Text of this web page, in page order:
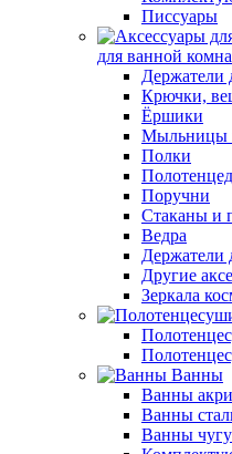
Писсуары
для ванной
Держатели
Крючки,
Ёршики
Мыльницы
Полки
Поручни
Стаканы и
Ведра
Держатели
Другие
Зеркала
Ванны
Ванны
Ванны
Ванны